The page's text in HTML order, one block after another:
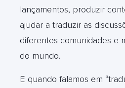
lançamentos, produzir
ajudar a traduzir as
diferentes comunidades e
do mundo.
E quando falamos em